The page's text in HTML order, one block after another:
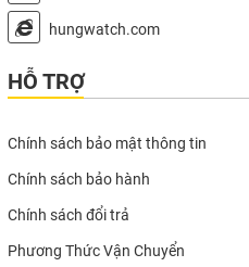
hungwatch.com
HỖ TRỢ
Chính sách bảo mật thông tin
Chính sách bảo hành
Chính sách đổi trả
Phương Thức Vận Chuyển